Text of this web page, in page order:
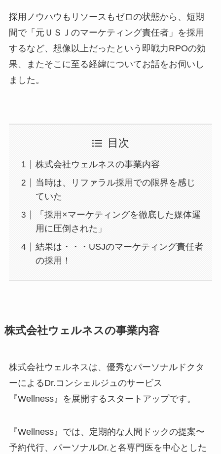
採用ノウハウもリソースもゼロの状態から、短期
間で「元ＵＳＪのマーケティング責任者」を採用
するなど、想像以上だったという即戦力RPOの効
果、またそこに至る経緯についてお話をお伺いし
ました。
目次
株式会社ウェルネスの事業内容
当時は、リファラル採用での限界を感じ
ていた
「採用×マーケティングを徹底した媒体運
用に圧倒された」
結果は・・・USJのマーケティング責任者
の採用！
株式会社ウェルネスの事業内容
株式会社ウェルネスは、優秀なパーソナルドクタ
ーによるDr.コンシェルジュのサービス
『Wellness』を展開するスタートアップです。
『Wellness』では、定期的な人間ドックの提案〜
予約代行、パーソナルDr.と各専門医を中心とした